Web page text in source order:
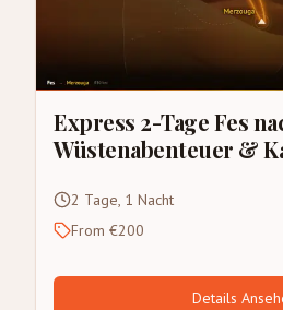
Express 2-Tage Fes
Wüstenabenteuer &
2 Tage, 1 Nacht
From €200
Details